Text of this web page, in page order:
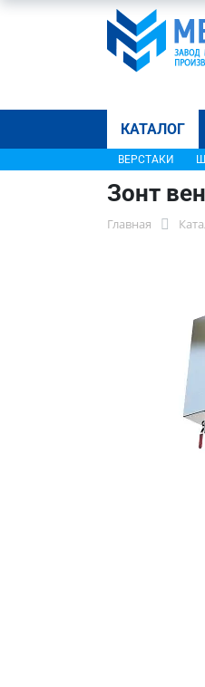
КАТАЛОГ
ВЕРСТАКИ
Зонт
Главная